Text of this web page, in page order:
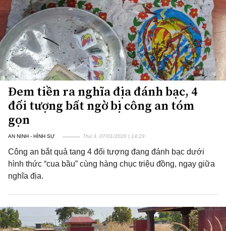
Đem tiền ra nghĩa địa đánh bạc, 4
đối tượng bất ngờ bị công an tóm
gọn
AN NINH - HÌNH SỰ Thứ 3, 07/01/2020 | 14:29
Công an bắt quả tang 4 đối tượng đang đánh bạc dưới
hình thức “cua bầu” cùng hàng chục triệu đồng, ngay giữa
nghĩa địa.